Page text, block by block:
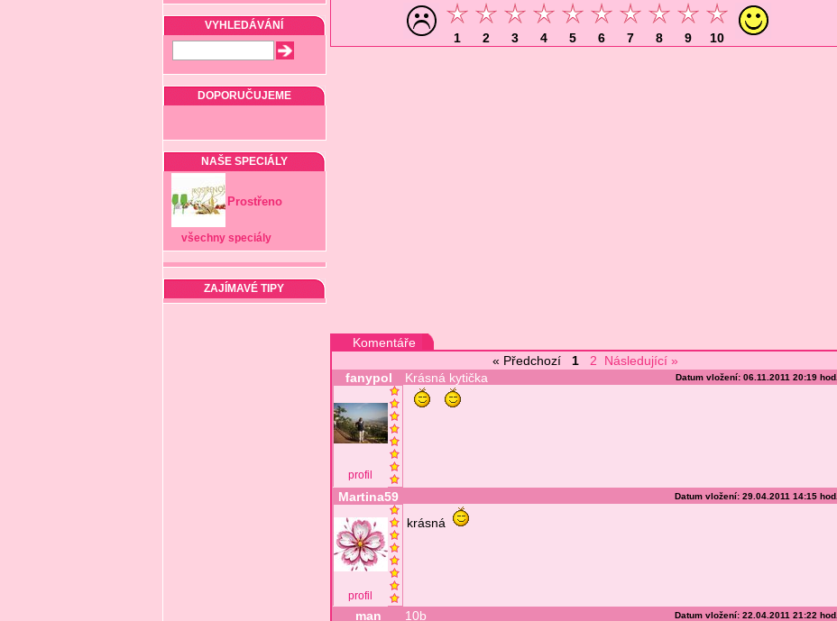
VYHLEDÁVÁNÍ
DOPORUČUJEME
NAŠE SPECIÁLY
Prostřeno
všechny speciály
ZAJÍMAVÉ TIPY
1 2 3 4 5 6 7 8 9 10
Komentáře
« Předchozí
1 2
Následující »
fanypol
Krásná kytička Datum vložení: 06.11.2011 20:19 hod.
profil
Martina59 Datum vložení: 29.04.2011 14:15 hod.
profil
krásná
man 10b Datum vložení: 22.04.2011 21:22 hod.